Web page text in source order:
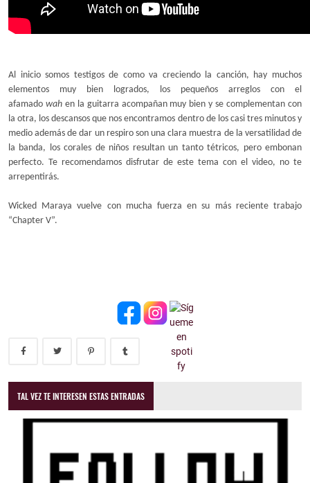
Al inicio somos testigos de como va creciendo la canción, hay muchos
elementos muy bien logrados, los pequeños arreglos con el
afamado wah en la guitarra acompañan muy bien y se complementan con
la otra, los descansos que nos encontramos dentro de los casi tres minutos y
medio además de dar un respiro son una clara muestra de la versatilidad de
la banda, los corales de niños resultan un tanto tétricos, pero embonan
perfecto. Te recomendamos disfrutar de este tema con el video, no te
arrepentirás.
Wicked Maraya vuelve con mucha fuerza en su más reciente trabajo
“Chapter V”.
TAL VEZ TE INTERESEN ESTAS ENTRADAS